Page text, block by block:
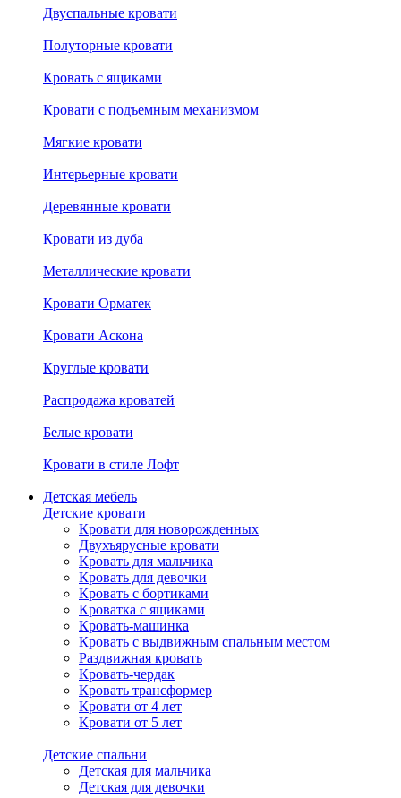
Двуспальные кровати
Полуторные кровати
Кровать с ящиками
Кровати с подъемным механизмом
Мягкие кровати
Интерьерные кровати
Деревянные кровати
Кровати из дуба
Металлические кровати
Кровати Орматек
Кровати Аскона
Круглые кровати
Распродажа кроватей
Белые кровати
Кровати в стиле Лофт
Детская мебель
Детские кровати
Кровати для новорожденных
Двухъярусные кровати
Кровать для мальчика
Кровать для девочки
Кровать с бортиками
Кроватка с ящиками
Кровать-машинка
Кровать с выдвижным спальным местом
Раздвижная кровать
Кровать-чердак
Кровать трансформер
Кровати от 4 лет
Кровати от 5 лет
Детские спальни
Детская для мальчика
Детская для девочки